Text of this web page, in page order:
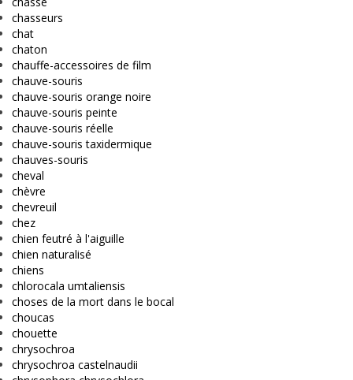
chasseurs
chat
chaton
chauffe-accessoires de film
chauve-souris
chauve-souris orange noire
chauve-souris peinte
chauve-souris réelle
chauve-souris taxidermique
chauves-souris
cheval
chèvre
chevreuil
chez
chien feutré à l'aiguille
chien naturalisé
chiens
chlorocala umtaliensis
choses de la mort dans le bocal
choucas
chouette
chrysochroa
chrysochroa castelnaudii